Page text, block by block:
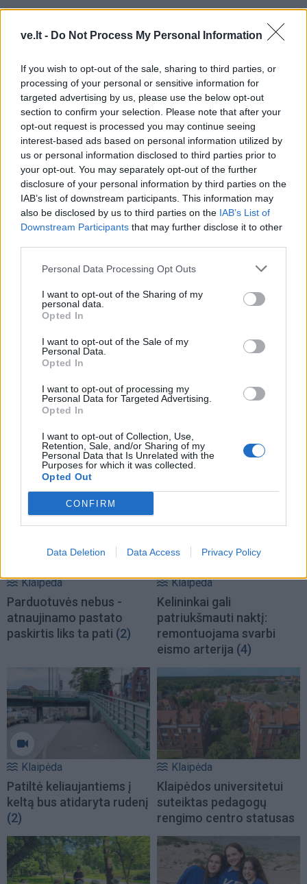
ve.lt - Do Not Process My Personal Information
If you wish to opt-out of the sale, sharing to third parties, or
processing of your personal or sensitive information for
targeted advertising by us, please use the below opt-out
section to confirm your selection. Please note that after your
opt-out request is processed you may continue seeing
interest-based ads based on personal information utilized by
us or personal information disclosed to third parties prior to
your opt-out. You may separately opt-out of the further
disclosure of your personal information by third parties on the
IAB’s list of downstream participants. This information may
also be disclosed by us to third parties on the IAB’s List of
Downstream Participants that may further disclose it to other
Personal Data Processing Opt Outs
I want to opt-out of the Sharing of my
personal data.
Opted In
I want to opt-out of the Sale of my
Personal Data.
Opted In
I want to opt-out of processing my
Personal Data for Targeted Advertising.
Opted In
I want to opt-out of Collection, Use,
Retention, Sale, and/or Sharing of my
Personal Data that Is Unrelated with the
Purposes for which it was collected.
Opted Out
CONFIRM
Data Deletion Data Access Privacy Policy
Sutinku sutaisyklėmis
This site is protected by
reCAPTCHA and the Google
Privacy PolicyandTerms of
Serviceapply.
TAIP PAT SKAITYKITE
Klaipėda
Parduotuvės nebus -
atnaujinamo pastato
paskirtis liks ta pati (2)
Klaipėda
Kelininkai gali
patriukšmauti naktį:
remontuojama svarbi
eismo arterija (4)
Klaipėda
Patiltė keliaujantiems į
keltą bus atidaryta rudenį
(2)
Klaipėda
Klaipėdos universitetui
suteiktas pedagogų
rengimo centro statusas